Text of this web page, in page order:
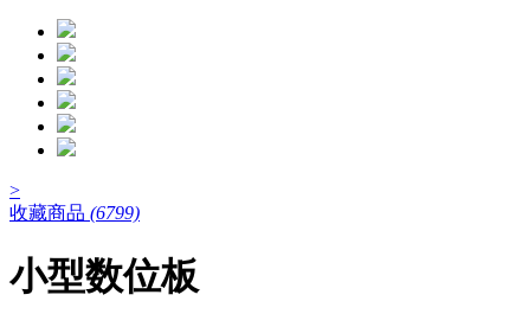
>
收藏商品 (6799)
小型数位板